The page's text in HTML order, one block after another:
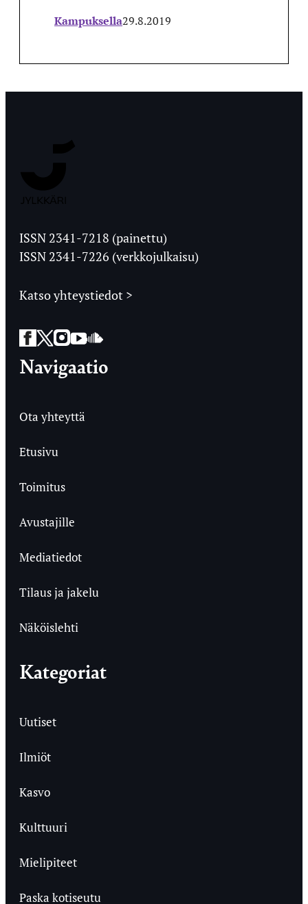
Kampuksella29.8.2019
Ylioppilaslehti
ISSN 2341-7218 (painettu)
ISSN 2341-7226 (verkkojulkaisu)
Katso yhteystiedot >
Facebook
Twitter
Instagram
YouTube
SoundCloud
Navigaatio
Ota yhteyttä
Etusivu
Toimitus
Avustajille
Mediatiedot
Tilaus ja jakelu
Näköislehti
Kategoriat
Uutiset
Ilmiöt
Kasvo
Kulttuuri
Mielipiteet
Paska kotiseutu